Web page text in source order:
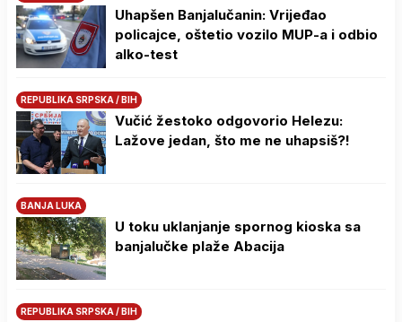
Uhapšen Banjalučanin: Vrijeđao
policajce, oštetio vozilo MUP-a i odbio
alko-test
REPUBLIKA SRPSKA / BIH
Vučić žestoko odgovorio Helezu:
Lažove jedan, što me ne uhapsiš?!
BANJA LUKA
U toku uklanjanje spornog kioska sa
banjalučke plaže Abacija
REPUBLIKA SRPSKA / BIH